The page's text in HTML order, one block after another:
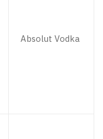
Absolut Vodka